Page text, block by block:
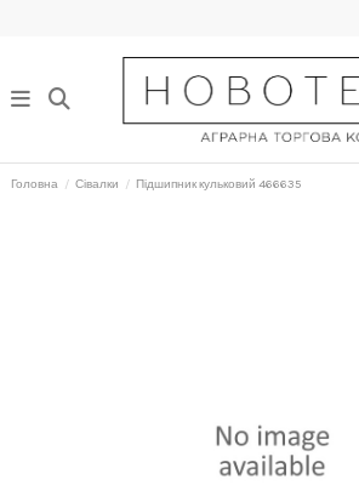
Головна Сівалки Підшипник кульковий 466635